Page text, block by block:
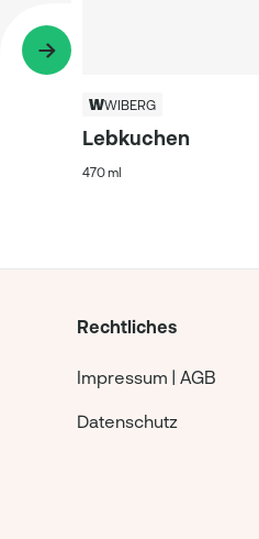
WIBERG
Lebkuchen
470 ml
Rechtliches
Impressum | AGB
Datenschutz